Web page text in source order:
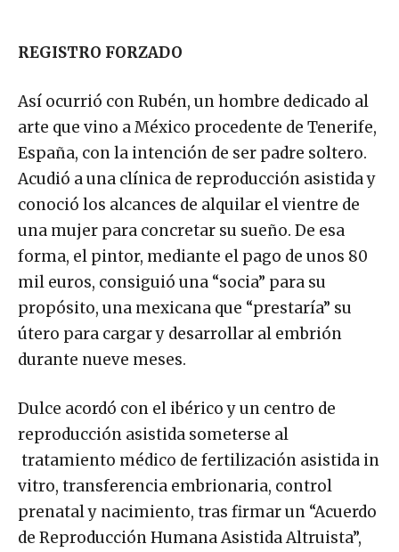
REGISTRO FORZADO
Así ocurrió con Rubén, un hombre dedicado al
arte que vino a México procedente de Tenerife,
España, con la intención de ser padre soltero.
Acudió a una clínica de reproducción asistida y
conoció los alcances de alquilar el vientre de
una mujer para concretar su sueño. De esa
forma, el pintor, mediante el pago de unos 80
mil euros, consiguió una “socia” para su
propósito, una mexicana que “prestaría” su
útero para cargar y desarrollar al embrión
durante nueve meses.
Dulce acordó con el ibérico y un centro de
reproducción asistida someterse al
tratamiento médico de fertilización asistida in
vitro, transferencia embrionaria, control
prenatal y nacimiento, tras firmar un “Acuerdo
de Reproducción Humana Asistida Altruista”,